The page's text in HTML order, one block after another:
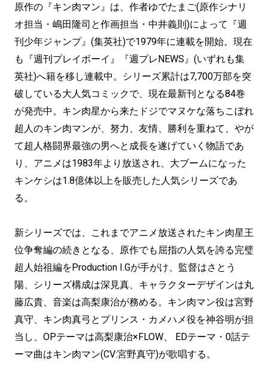
原作の『キン肉マン』は、作者ゆでたまご(原作シナリ
オ担当・嶋田隆司と作画担当・中井義則)によって『週
刊少年ジャンプ』(集英社)で1979年に連載を開始。現在
も『週刊プレイボーイ』『週プレNEWS』(いずれも集
英社)へ籍を移し連載中。シリーズ累計は7,700万部を突
破している大人気コミックで、現在最新刊となる84巻
が発売中。キン肉星から来たドジでマヌケな落ちこぼれ
超人のキン肉マンが、努力、友情、勝利を重ねて、やが
て超人格闘界最強の男へと成長を遂げていく物語であ
り、アニメは1983年より放送され、大ブームになった
キンケシは1.8億体以上を販売した人気シリーズであ
る。
新シリーズでは、これまでアニメ放送されたキン肉星王
位争奪編の続きとなる、原作でも屈指の人気を誇る完璧
超人始祖編をProduction I.Gが手がけ、監督はさとう
陽、シリーズ構成は深見真、キャラクターデザインは丸
藤広貴、音楽は高梨康治が務める。キン肉マン役は宮野
真守、キン肉真弓とプリンス・カメハメ役を神谷明が担
当し、OPテーマは高梨康治×FLOW、 EDテーマ・0話テ
ーマ曲はキン肉マン(CV:宮野真守)が歌唱する。